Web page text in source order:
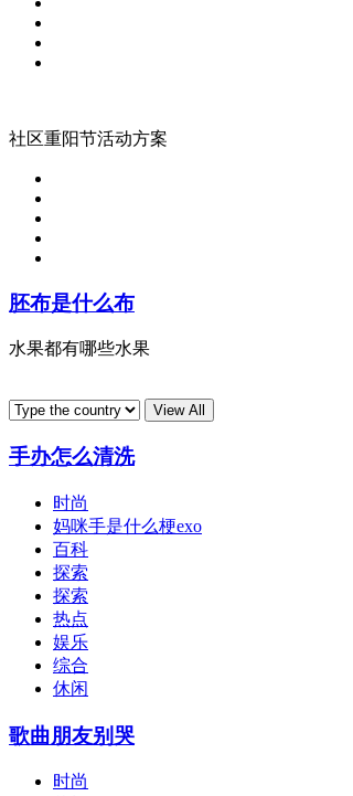
社区重阳节活动方案
胚布是什么布
水果都有哪些水果
手办怎么清洗
时尚
妈咪手是什么梗exo
百科
探索
探索
热点
娱乐
综合
休闲
歌曲朋友别哭
时尚